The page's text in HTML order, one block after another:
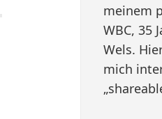
meinem
WBC, 35
Wels.
mich